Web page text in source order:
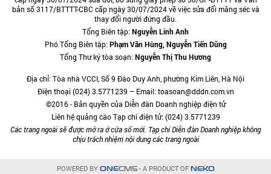
bản số 3117/BTTTT-CBC cấp ngày 30/07/2024 về việc sửa đổi măng séc và
thay đổi người đứng đầu.
Tổng Biên tập:Nguyễn Linh Anh
Phó Tổng Biên tập:Phạm Văn Hùng, Nguyễn Tiến Dũng
Tổng Thư ký tòa soạn:Nguyễn Thị Thu Hương
Địa chỉ: Tòa nhà VCCI, Số 9 Đào Duy Anh, phường Kim Liên, Hà Nội
Điện thoại (024) 3.5771239 – Email: toasoan@dddn.com.vn
©2016 - Bản quyền của Diễn đàn Doanh nghiệp điện tử
Liên hệ quảng cáo Tạp chí điện tử: (024) 3.5771239
Các trang ngoài sẽ được mở ra ở cửa sổ mới. Tạp chí Diễn đàn Doanh nghiệp không
chịu trách nhiệm nội dung các trang ngoài
POWERED BY ONECMS- A PRODUCT OF NEKO